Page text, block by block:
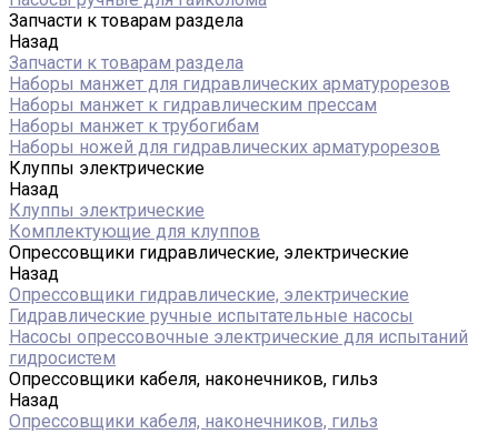
Запчасти к товарам раздела
Назад
Запчасти к товарам раздела
Наборы манжет для гидравлических арматурорезов
Наборы манжет к гидравлическим прессам
Наборы манжет к трубогибам
Наборы ножей для гидравлических арматурорезов
Клуппы электрические
Назад
Клуппы электрические
Комплектующие для клуппов
Опрессовщики гидравлические, электрические
Назад
Опрессовщики гидравлические, электрические
Гидравлические ручные испытательные насосы
Насосы опрессовочные электрические для испытаний
гидросистем
Опрессовщики кабеля, наконечников, гильз
Назад
Опрессовщики кабеля, наконечников, гильз